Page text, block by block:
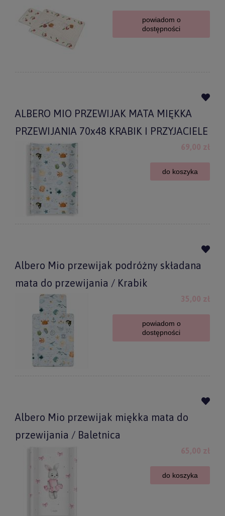
powiadom o
dostępności
ALBERO MIO PRZEWIJAK MATA MIĘKKA
PRZEWIJANIA 70x48 KRABIK I PRZYJACIELE
69,00 zł
do koszyka
Albero Mio przewijak podróżny składana
mata do przewijania / Krabik
35,00 zł
powiadom o
dostępności
Albero Mio przewijak miękka mata do
przewijania / Baletnica
65,00 zł
do koszyka